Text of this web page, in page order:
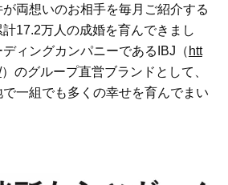
両想いのお相手を毎月ご紹介する
17.2万人の成婚を育んできまし
ィングカンパニーであるIBJ（ htt
）のグループ直営ブランドとして、
一組でも多くの幸せを育んでまい